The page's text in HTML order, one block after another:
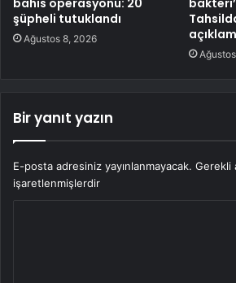
bahis operasyonu: 20
şüpheli tutuklandı
Ağustos 8, 2026
Bir yanıt yazın
E-posta adresiniz yayınlanmayacak. Gerekli
işaretlenmişlerdir